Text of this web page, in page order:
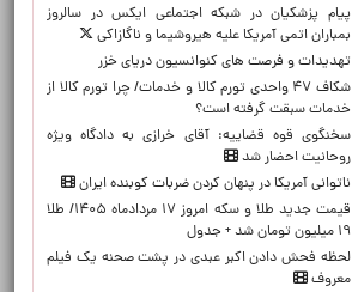
پیام پزشکیان در شبکه اجتماعی ایکس در سالروز
بمباران اتمی آمریکا علیه هیروشیما و ناگازاکی
تهدیدات و فرصت های کنوانسیون دریای خزر
شکاف ۴۷ واحدی تورم کالا و خدمات/ چرا تورم کالا از
خدمات سبقت گرفته است؟
سخنگوی قوه قضاییه: آقای خرازی به دادگاه ویژه
روحانیت احضار شد
ناتوانی آمریکا در پنهان کردن ضربات کوبنده ایران
قیمت جدید طلا و سکه امروز ۱۷ مردادماه ۱۴۰۵/ طلا
۱۹ میلیون تومان شد + جدول
لحظه‌ فحش دادن اکبر عبدی در پشت صحنه یک فیلم
معروف